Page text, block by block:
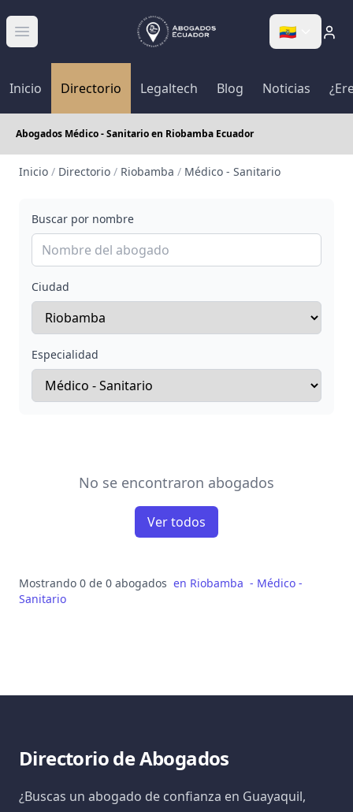
Abrir menú 🇪🇨
Inicio Directorio Legaltech Blog Noticias
Abogados Médico - Sanitario en Riobamba Ecuador
Inicio / Directorio / Riobamba / Médico - Sanitario
Buscar por nombre
Ciudad
Especialidad
No se encontraron abogados
Ver todos
Mostrando 0 de 0 abogados en Riobamba - Médico -
Sanitario
Directorio de Abogados
¿Buscas un abogado de confianza en Guayaquil,